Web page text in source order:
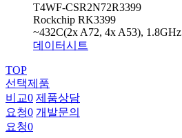
T4WF-CSR2N72R3399
Rockchip RK3399
~432C(2x A72, 4x A53), 1.8GHz
데이터시트
TOP
선택제품
비교0 제품상담
요청0 개발문의
요청0